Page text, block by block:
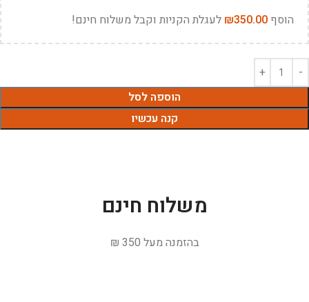
הוסף ₪350.00 לעגלת הקניות וקבל משלוח חינם!
הוספה לסל
קנה עכשיו
משלוח חינם
בהזמנה מעל 350 ₪